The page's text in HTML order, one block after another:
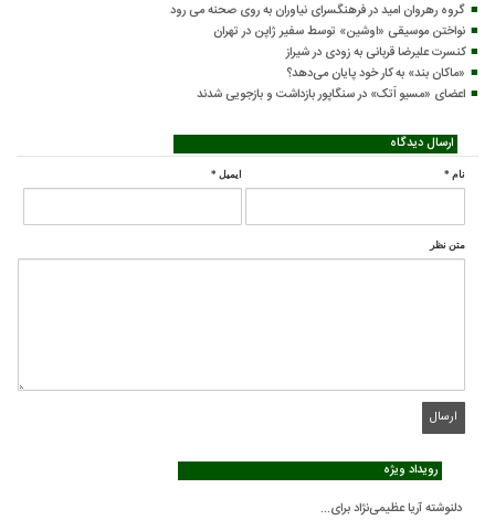
گروه رهروان امید در فرهنگسرای نیاوران به روی صحنه می رود
نواختن موسیقی «اوشین» توسط سفیر ژاپن در تهران
کنسرت علیرضا قربانی به زودی در شیراز
«ماکان بند» به کار خود پایان می‌دهد؟
اعضای «مسیو اَتک» در سنگاپور بازداشت و بازجویی شدند
ارسال دیدگاه
نام * ایمیل *
متن نظر
رویداد ویژه
دلنوشته آریا عظیمی‌نژاد برای...